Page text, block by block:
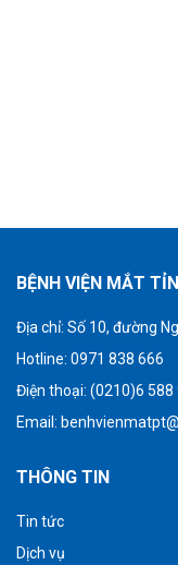
BỆNH VIỆN MẮT
Địa chỉ: Số 10, đường
Hotline: 0971 838 666
Điện thoại: (0210)6 588
Email:
THÔNG TIN
Tin tức
Dịch vụ